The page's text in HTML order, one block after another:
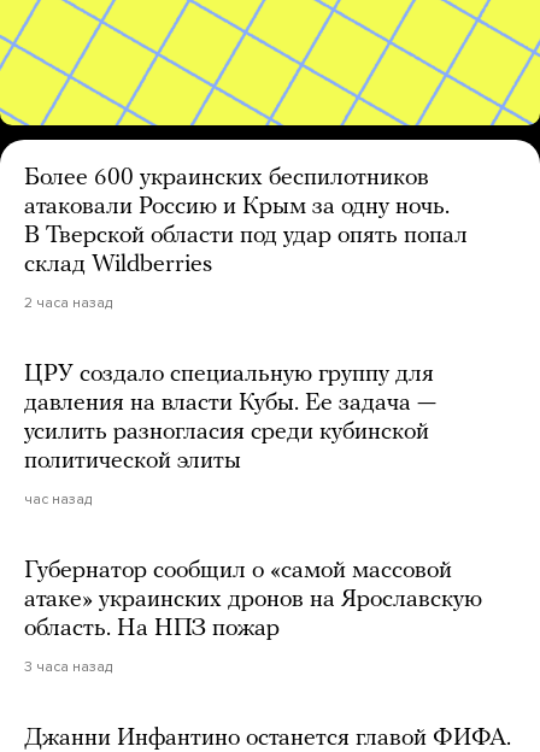
Более 600 украинских беспилотников
атаковали Россию и Крым за одну ночь.
В Тверской области под удар опять попал
склад Wildberries
2 часа назад
ЦРУ создало специальную группу для
давления на власти Кубы. Ее задача —
усилить разногласия среди кубинской
политической элиты
час назад
Губернатор сообщил о «самой массовой
атаке» украинских дронов на Ярославскую
область. На НПЗ пожар
3 часа назад
Джанни Инфантино останется главой ФИФА.